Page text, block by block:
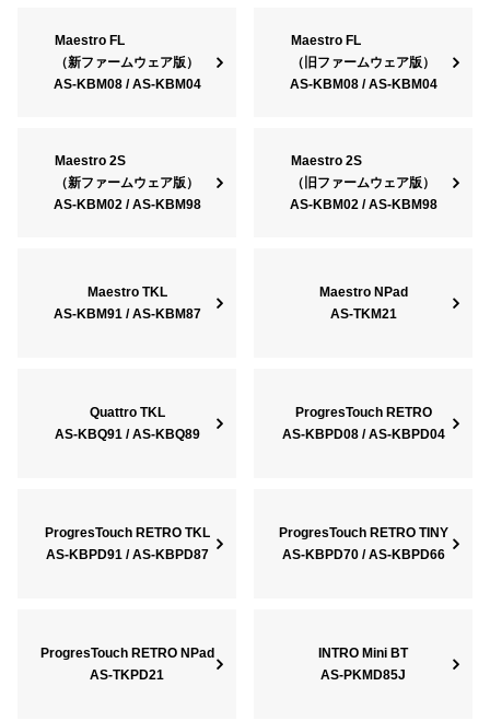
Maestro FL
（新ファームウェア版）
AS-KBM08 / AS-KBM04
Maestro FL
（旧ファームウェア版）
AS-KBM08 / AS-KBM04
Maestro 2S
（新ファームウェア版）
AS-KBM02 / AS-KBM98
Maestro 2S
（旧ファームウェア版）
AS-KBM02 / AS-KBM98
Maestro TKL
AS-KBM91 / AS-KBM87
Maestro NPad
AS-TKM21
Quattro TKL
AS-KBQ91 / AS-KBQ89
ProgresTouch RETRO
AS-KBPD08 / AS-KBPD04
ProgresTouch RETRO TKL
AS-KBPD91 / AS-KBPD87
ProgresTouch RETRO TINY
AS-KBPD70 / AS-KBPD66
ProgresTouch RETRO NPad
AS-TKPD21
INTRO Mini BT
AS-PKMD85J